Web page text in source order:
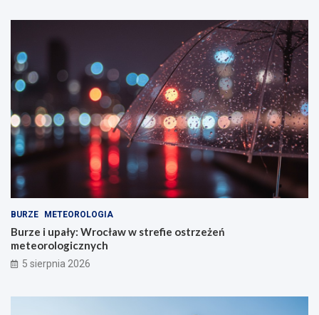
BURZE METEOROLOGIA
Burze i upały: Wrocław w strefie ostrzeżeń
meteorologicznych
5 sierpnia 2026